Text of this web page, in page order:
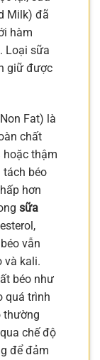
Milk) đã
hàm
Loại sữa
giữ được
Fat) là
chất
hoặc thậm
tách béo
hơn
sữa
vẫn
và kali.
béo như
quá trình
thường
chế độ
để đảm